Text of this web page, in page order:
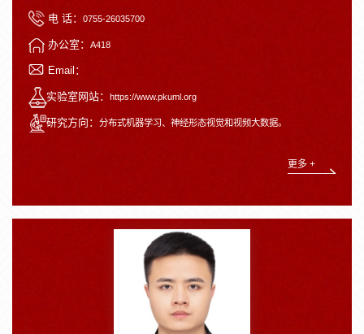
电 话： 0755-26035700
办公室： A418
Email：
实验室网站： https://www.pkuml.org
研究方向： 分布式机器学习、神经形态视觉和视频大数据。
更多 +